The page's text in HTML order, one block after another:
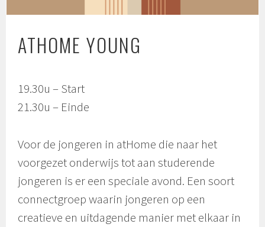
ATHOME YOUNG
19.30u – Start
21.30u – Einde
Voor de jongeren in atHome die naar het
voorgezet onderwijs tot aan studerende
jongeren is er een speciale avond. Een soort
connectgroep waarin jongeren op een
creatieve en uitdagende manier met elkaar in